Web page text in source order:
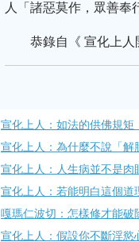
人「諸惡莫作，眾善奉
恭錄自《 宣化上人
宣化上人：如法的供佛規矩
宣化上人：為什麼不說「
宣化上人：人生病並不是肉
宣化上人：若能明白這個
嘎瑪仁波切：怎樣修才能破
宣化上人：假設你不斷淫